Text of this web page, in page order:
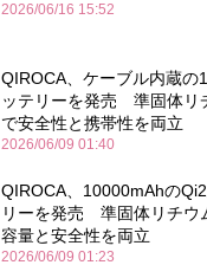
2026/06/16 15:52
QIROCA、ケーブル内蔵の
ッテリーを発売 準固体リ
で安全性と携帯性を両立
2026/06/09 01:40
QIROCA、10000mAhの
リーを発売 準固体リチウ
容量と安全性を両立
2026/06/09 01:23